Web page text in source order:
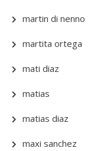
martin di nenno
martita ortega
mati diaz
matias
matias diaz
maxi sanchez